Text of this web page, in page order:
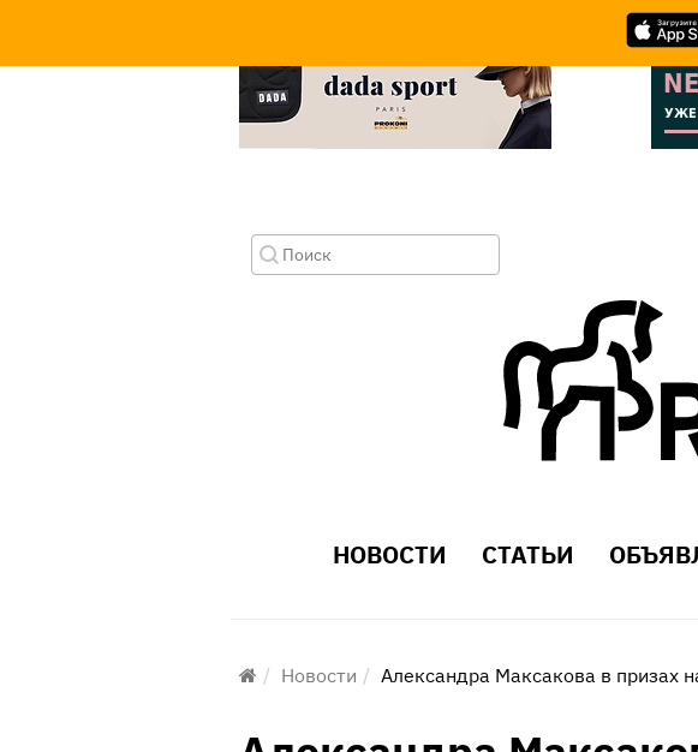
НОВОСТИ СТАТЬИ
Новости Александра Максакова в призах